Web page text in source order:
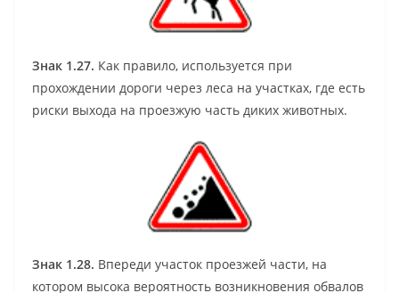
Знак 1.27. Как правило, используется при
прохождении дороги через леса на участках, где есть
риски выхода на проезжую часть диких животных.
Знак 1.28. Впереди участок проезжей части, на
котором высока вероятность возникновения обвалов